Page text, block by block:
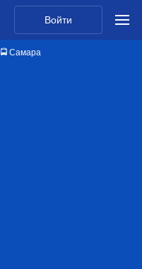
Войти
🚍 Самара